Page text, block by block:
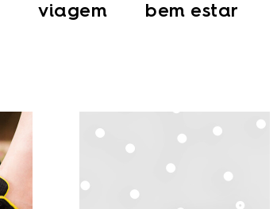
viagem bem estar